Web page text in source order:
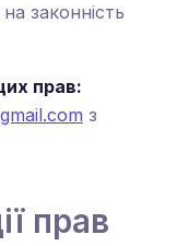
законність
прав:
з
прав